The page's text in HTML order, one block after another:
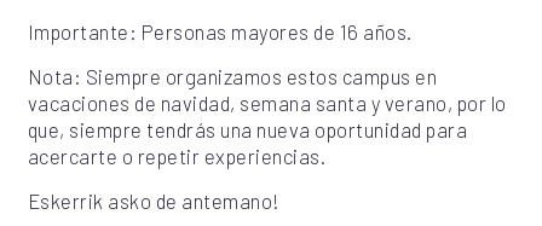
Importante: Personas mayores de 16 años.
Nota: Siempre organizamos estos campus en
vacaciones de navidad, semana santa y verano, por lo
que, siempre tendrás una nueva oportunidad para
acercarte o repetir experiencias.
Eskerrik asko de antemano!